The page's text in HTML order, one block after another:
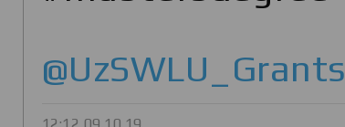
@UzSWLU_Grants